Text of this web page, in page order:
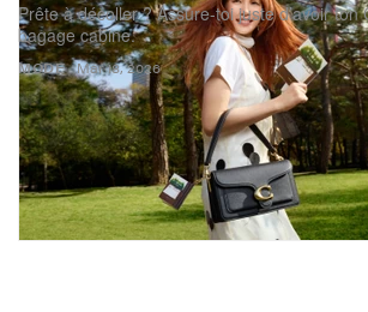
MODE
Prête à décoller ? Assure-toi juste d’avoir ton
bagage cabine.
Mar 18, 2026